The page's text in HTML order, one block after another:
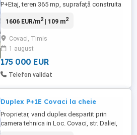
P+Etaj, teren 365 mp, suprafață construita
următoarea compartimentare: Parter -
12.3 mp -sufragerie + bucătărie 18 mp +
15.5 mp = 33.5 mp -baie 4.5 mp -terasa 9.5
mp Etaj -hol cu dressing ...
1606 EUR/m2| 109 m2
Covaci, Timis
1 august
175 000 EUR
Telefon validat
Duplex P+1E Covaci la cheie
Proprietar, vand duplex despartit prin
camera tehnica in Loc. Covaci, str. Daliei,